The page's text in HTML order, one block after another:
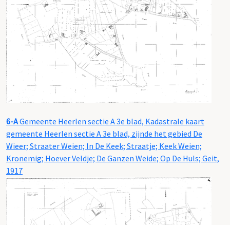
6-AGemeente Heerlen sectie A 3e blad, Kadastrale kaart
gemeente Heerlen sectie A 3e blad, zijnde het gebied De
Wieer; Straater Weien; In De Keek; Straatje; Keek Weien;
Kronemig; Hoever Veldje; De Ganzen Weide; Op De Huls; Geit,
1917